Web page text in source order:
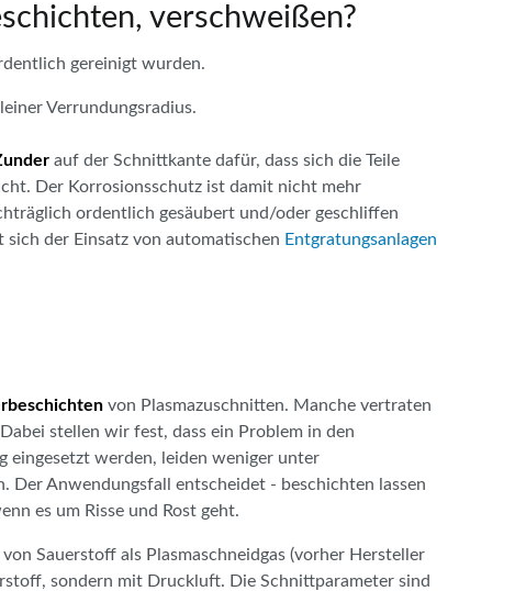
verschweißen?
gereinigt wurden.
Verrundungsradius.
auf der Schnittkante dafür, dass sich die Teile
Der Korrosionsschutz ist damit nicht mehr
ordentlich gesäubert und/oder geschliffen
der Einsatz von automatischen Entgratungsanlagen
von Plasmazuschnitten. Manche vertraten
stellen wir fest, dass ein Problem in den
eingesetzt werden, leiden weniger unter
Der Anwendungsfall entscheidet - beschichten lassen
es um Risse und Rost geht.
Sauerstoff als Plasmaschneidgas (vorher Hersteller
sondern mit Druckluft. Die Schnittparameter sind